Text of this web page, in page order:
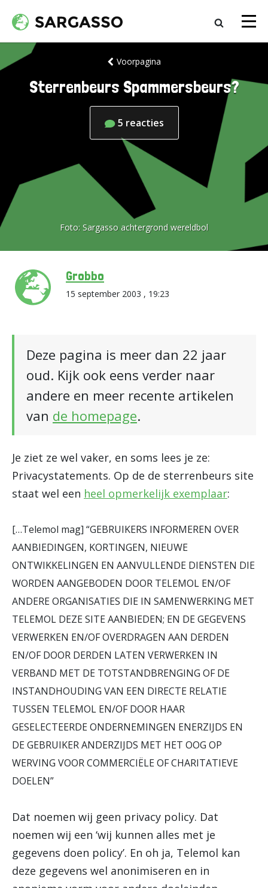
Voorpagina
Sterrenbeurs Spammersbeurs?
5 reacties
Foto: Sargasso achtergrond wereldbol
Grobbo
15 september 2003 , 19:23
Deze pagina is meer dan 22 jaar
oud. Kijk ook eens verder naar
andere en meer recente artikelen
van de homepage.
Je ziet ze wel vaker, en soms lees je ze:
Privacystatements. Op de de sterrenbeurs site
staat wel een heel opmerkelijk exemplaar:
[…Telemol mag] “GEBRUIKERS INFORMEREN OVER
AANBIEDINGEN, KORTINGEN, NIEUWE
ONTWIKKELINGEN EN AANVULLENDE DIENSTEN DIE
WORDEN AANGEBODEN DOOR TELEMOL EN/OF
ANDERE ORGANISATIES DIE IN SAMENWERKING MET
TELEMOL DEZE SITE AANBIEDEN; EN DE GEGEVENS
VERWERKEN EN/OF OVERDRAGEN AAN DERDEN
EN/OF DOOR DERDEN LATEN VERWERKEN IN
VERBAND MET DE TOTSTANDBRENGING OF DE
INSTANDHOUDING VAN EEN DIRECTE RELATIE
TUSSEN TELEMOL EN/OF DOOR HAAR
GESELECTEERDE ONDERNEMINGEN ENERZIJDS EN
DE GEBRUIKER ANDERZIJDS MET HET OOG OP
WERVING VOOR COMMERCIËLE OF CHARITATIEVE
DOELEN”
Dat noemen wij geen privacy policy. Dat
noemen wij een ‘wij kunnen alles met je
gegevens doen policy’. En oh ja, Telemol kan
deze gegevens wel anonimiseren en in